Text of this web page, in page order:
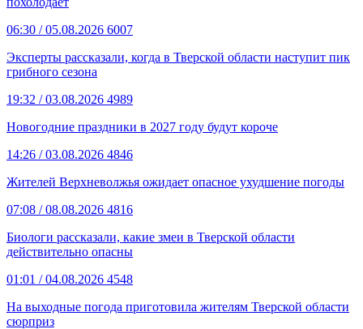
06:30 / 05.08.2026 6007
Эксперты рассказали, когда в Тверской области наступит пик
грибного сезона
19:32 / 03.08.2026 4989
Новогодние праздники в 2027 году будут короче
14:26 / 03.08.2026 4846
Жителей Верхневолжья ожидает опасное ухудшение погоды
07:08 / 08.08.2026 4816
Биологи рассказали, какие змеи в Тверской области
действительно опасны
01:01 / 04.08.2026 4548
На выходные погода приготовила жителям Тверской области
сюрприз